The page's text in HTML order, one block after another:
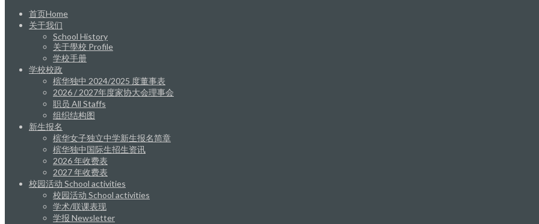
首页Home
关于我们
School History
关于學校 Profile
学校手册
学校校政
槟华独中 2024/2025 度董事表
2026 / 2027年度家协大会理事会
职员 All Staffs
组织结构图
新生报名
槟华女子独立中学新生报名简章
槟华独中国际生招生资讯
2026 年收费表
2027 年收费表
校园活动 School activities
校园活动 School activities
学术/联课表现
学报 Newsletter